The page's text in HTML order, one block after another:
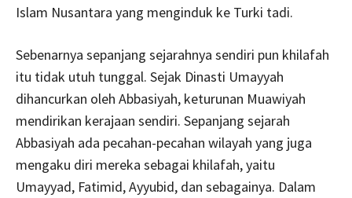
Islam Nusantara yang menginduk ke Turki tadi.
Sebenarnya sepanjang sejarahnya sendiri pun khilafah
itu tidak utuh tunggal. Sejak Dinasti Umayyah
dihancurkan oleh Abbasiyah, keturunan Muawiyah
mendirikan kerajaan sendiri. Sepanjang sejarah
Abbasiyah ada pecahan-pecahan wilayah yang juga
mengaku diri mereka sebagai khilafah, yaitu
Umayyad, Fatimid, Ayyubid, dan sebagainya. Dalam